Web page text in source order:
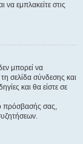
να εμπλακείτε στις
μπορεί να
σελίδα σύνδεσης και
και θα είστε σε
πρόσβασής σας,